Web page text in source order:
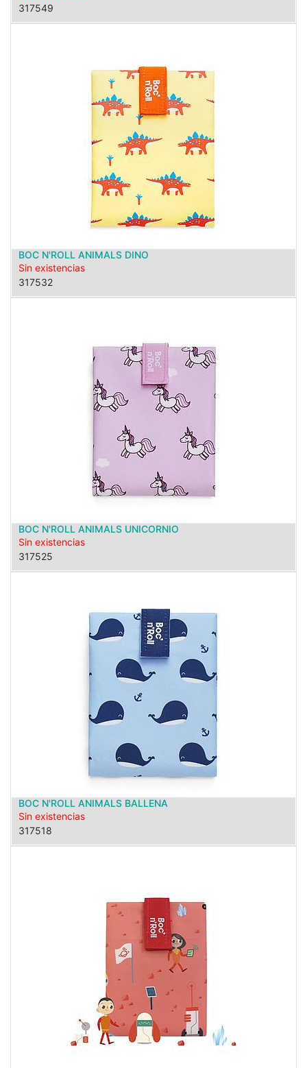
317549
BOC N'ROLL ANIMALS DINO
Sin existencias
317532
BOC N'ROLL ANIMALS UNICORNIO
Sin existencias
317525
BOC N'ROLL ANIMALS BALLENA
Sin existencias
317518